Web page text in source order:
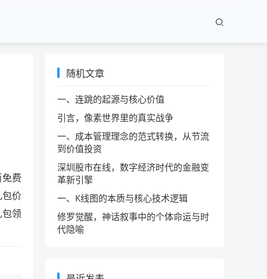
费
价
领
随机文章
一、连跳的起源与核心价值
引言，像素世界里的真实战争
一、成本管理理念的范式转换，从节流
到价值投资
深圳股市在线，数字经济时代的金融变
革新引擎
一、K线图的本质与核心技术逻辑
修罗觉醒，神话叙事中的个体命运与时
代隐喻